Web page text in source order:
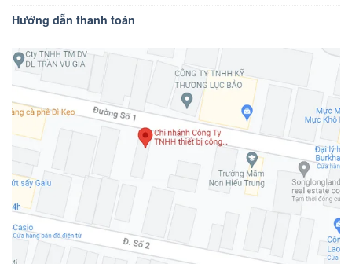
Hướng dẫn thanh toán